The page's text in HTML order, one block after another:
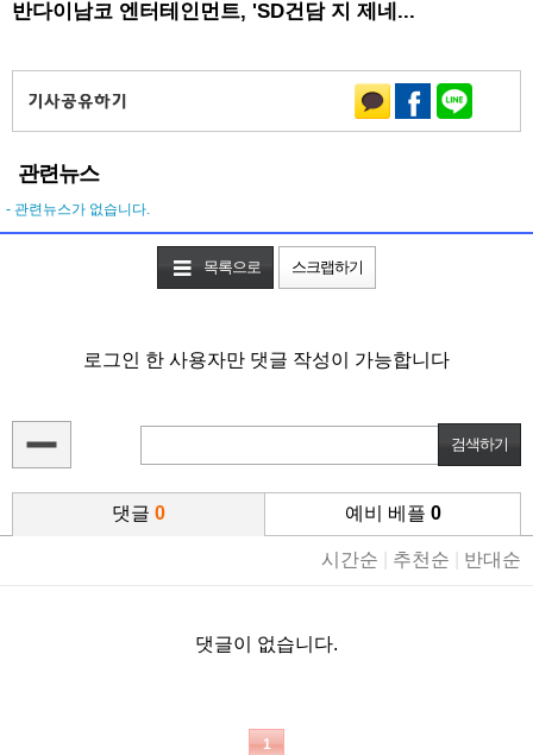
반다이남코 엔터테인먼트, 'SD건담 지 제네...
관련뉴스
- 관련뉴스가 없습니다.
목록으로 스크랩하기
로그인 한 사용자만 댓글 작성이 가능합니다
댓글 0 예비 베플 0
시간순 추천순 반대순
댓글이 없습니다.
1